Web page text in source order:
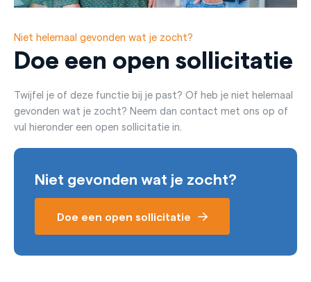
Niet helemaal gevonden wat je zocht?
Doe een open sollicitatie
Twijfel je of deze functie bij je past? Of heb je niet helemaal
gevonden wat je zocht? Neem dan contact met ons op of
vul hieronder een open sollicitatie in.
Niet gevonden wat je zocht?
Doe een open sollicitatie